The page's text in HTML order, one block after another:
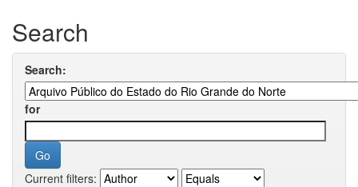
Search
Search:
for
Current filters: